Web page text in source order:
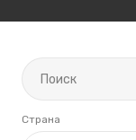
Страна